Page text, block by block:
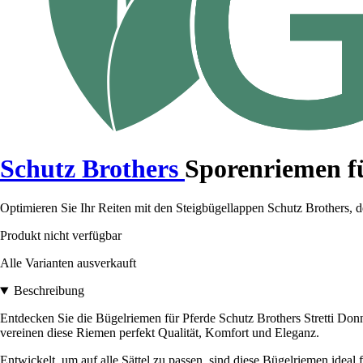
Schutz Brothers Sporenriemen
Optimieren Sie Ihr Reiten mit den Steigbügellappen Schutz Brothers,
Produkt nicht verfügbar
Alle Varianten ausverkauft
Beschreibung
Entdecken Sie die Bügelriemen für Pferde Schutz Brothers Stretti
vereinen diese Riemen perfekt Qualität, Komfort und Eleganz.